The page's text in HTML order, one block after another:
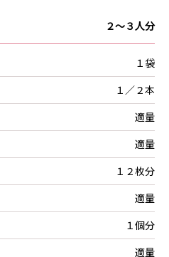
２～３人分
１袋
１／２本
適量
適量
１２枚分
適量
１個分
適量